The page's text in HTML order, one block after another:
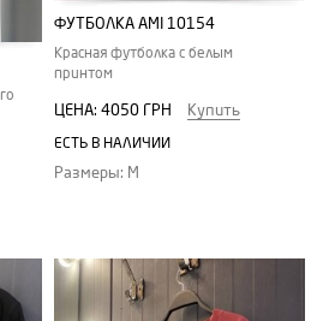
ФУТБОЛКА АMI 10154
Красная футболка с белым
принтом
ЦЕНА: 4050 ГРН Купить
ЕСТЬ В НАЛИЧИИ
Размеры: M